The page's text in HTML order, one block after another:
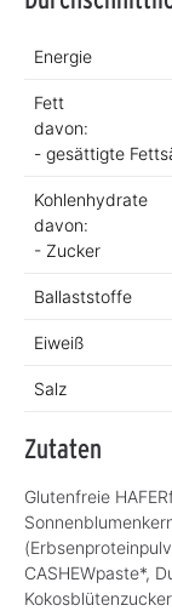
Energie
Fett
davon:
- gesättigte
Kohlenhydrate
davon:
- Zucker
Ballaststoffe
Eiweiß
Salz
Zutaten
Glutenfreie
CASHEWpaste*,